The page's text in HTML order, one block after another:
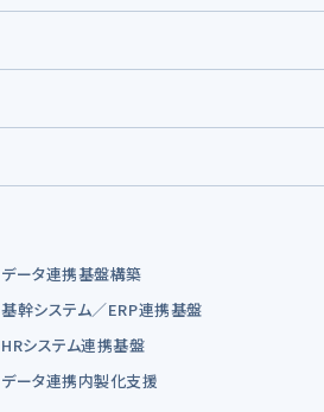
データ連携基盤構築
基幹システム／ERP連携基盤
HRシステム連携基盤
データ連携内製化支援